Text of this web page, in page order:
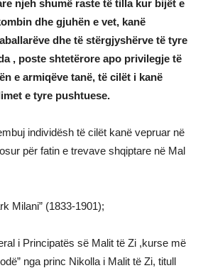
njeh shumë raste të tilla kur bijët e
dhe gjuhën e vet, kanë
dhe të stërgjyshërve të tyre
, poste shtetërore apo privilegje të
e armiqëve tanë, të cilët i kanë
e tyre pushtuese.
individësh të cilët kanë vepruar në
për fatin e trevave shqiptare në Mal
Milani” (1833-1901);
i Principatës së Malit të Zi ,kurse më
nga princ Nikolla i Malit të Zi, titull